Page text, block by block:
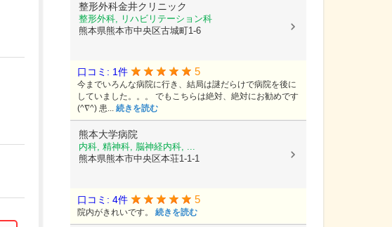
整形外科金井クリニック
整形外科, リハビリテーション科
熊本県熊本市中央区古城町1-6
口コミ: 1件 5
今までいろんな病院に行き、結局は謎だらけで病院を後に
していました。。。 でもこちらは絶対、絶対にお勧めです
(^∇^) 患... 続きを読む
熊本大学病院
内科, 精神科, 脳神経内科, ...
熊本県熊本市中央区本荘1-1-1
口コミ: 4件 5
院内がきれいです。 続きを読む